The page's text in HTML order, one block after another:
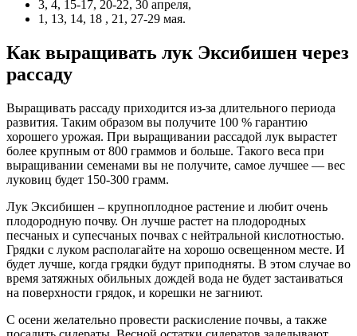
3, 4, 15-17, 20-22, 30 апреля,
1, 13, 14, 18 , 21, 27-29 мая.
Как выращивать лук Эксибишен через
рассаду
Выращивать рассаду приходится из-за длительного периода
развития. Таким образом вы получите 100 % гарантию
хорошего урожая. При выращивании рассадой лук вырастет
более крупным от 800 граммов и больше. Такого веса при
выращивании семенами вы не получите, самое лучшее — вес
луковиц будет 150-300 грамм.
Лук Эксибишен – крупноплодное растение и любит очень
плодородную почву. Он лучше растет на плодородных
песчаных и супесчаных почвах с нейтральной кислотностью.
Грядки с луком располагайте на хорошо освещенном месте. И
будет лучше, когда грядки будут приподняты. В этом случае во
время затяжных обильных дождей вода не будет застаиваться
на поверхности грядок, и корешки не загниют.
С осени желательно провести раскисление почвы, а также